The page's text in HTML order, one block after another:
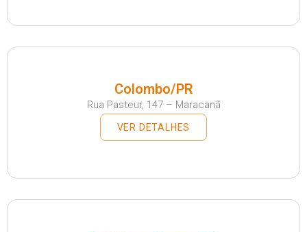
Colombo/PR
Rua Pasteur, 147 – Maracanã
VER DETALHES